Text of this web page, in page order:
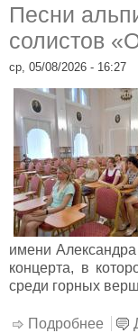
Песни
солистов
ср, 05/08/2026 - 16:27
имени Александра
концерта, в
среди горных
Подробнее о